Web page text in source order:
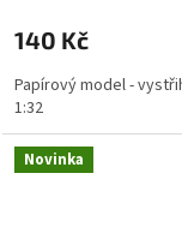
140 Kč
Papírový model -
1:32
Novinka